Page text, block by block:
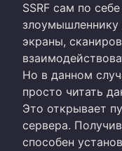
SSRF сам по
экраны,
Но в данном
просто читать
Это открывает
сервера.
способен